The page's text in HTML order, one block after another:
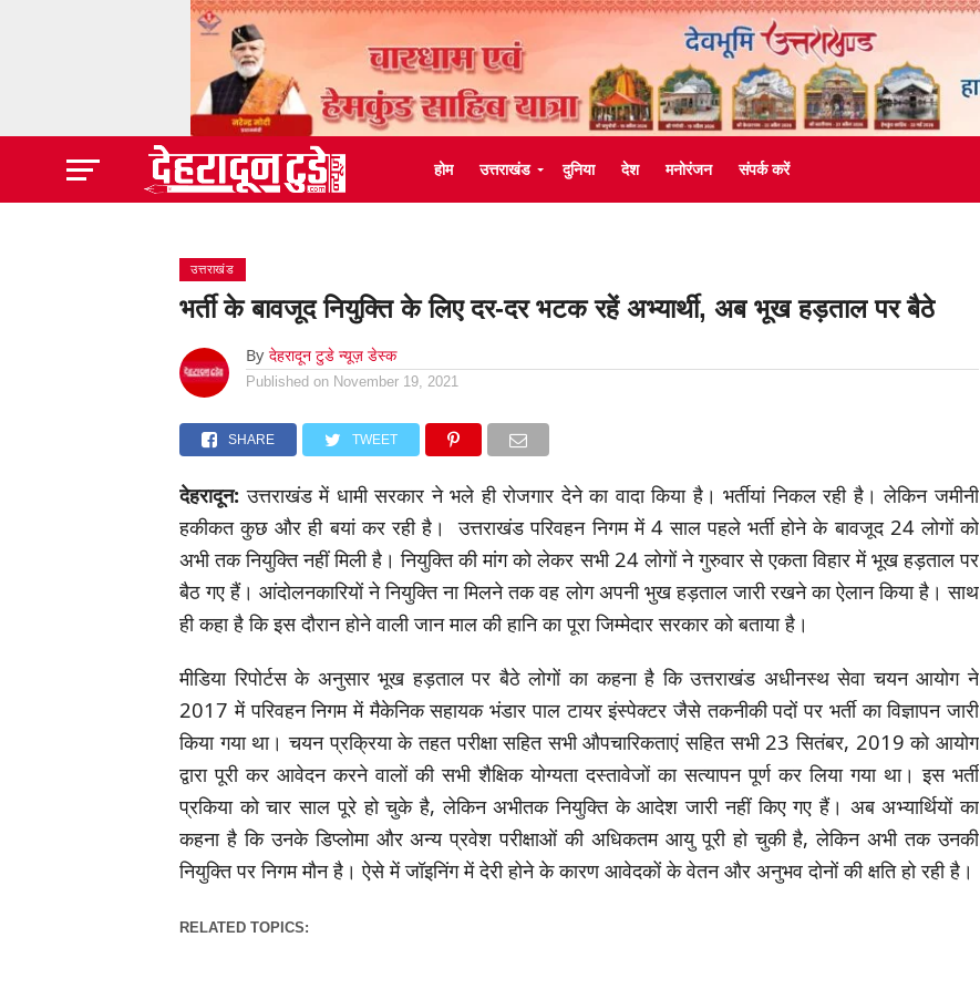
होम उत्तराखंड दुनिया देश मनोरंजन संपर्क करें
उत्तराखंड
भर्ती के बावजूद नियुक्ति के लिए दर-दर भटक रहें अभ्यार्थी, अब भूख हड़ताल पर बैठे
By देहरादून टुडे न्यूज़ डेस्क
Published on November 19, 2021
SHARE TWEET
देहरादून: उत्तराखंड में धामी सरकार ने भले ही रोजगार देने का वादा किया है। भर्तीयां निकल रही है। लेकिन जमीनी
हकीकत कुछ और ही बयां कर रही है। उत्तराखंड परिवहन निगम में 4 साल पहले भर्ती होने के बावजूद 24 लोगों को
अभी तक नियुक्ति नहीं मिली है। नियुक्ति की मांग को लेकर सभी 24 लोगों ने गुरुवार से एकता विहार में भूख हड़ताल पर
बैठ गए हैं। आंदोलनकारियों ने नियुक्ति ना मिलने तक वह लोग अपनी भुख हड़ताल जारी रखने का ऐलान किया है। साथ
ही कहा है कि इस दौरान होने वाली जान माल की हानि का पूरा जिम्मेदार सरकार को बताया है।
मीडिया रिपोर्टस के अनुसार भूख हड़ताल पर बैठे लोगों का कहना है कि उत्तराखंड अधीनस्थ सेवा चयन आयोग ने
2017 में परिवहन निगम में मैकेनिक सहायक भंडार पाल टायर इंस्पेक्टर जैसे तकनीकी पदों पर भर्ती का विज्ञापन जारी
किया गया था। चयन प्रक्रिया के तहत परीक्षा सहित सभी औपचारिकताएं सहित सभी 23 सितंबर, 2019 को आयोग
द्वारा पूरी कर आवेदन करने वालों की सभी शैक्षिक योग्यता दस्तावेजों का सत्यापन पूर्ण कर लिया गया था। इस भर्ती
प्रकिया को चार साल पूरे हो चुके है, लेकिन अभीतक नियुक्ति के आदेश जारी नहीं किए गए हैं। अब अभ्यार्थियों का
कहना है कि उनके डिप्लोमा और अन्य प्रवेश परीक्षाओं की अधिकतम आयु पूरी हो चुकी है, लेकिन अभी तक उनकी
नियुक्ति पर निगम मौन है। ऐसे में जॉइनिंग में देरी होने के कारण आवेदकों के वेतन और अनुभव दोनों की क्षति हो रही है।
RELATED TOPICS: